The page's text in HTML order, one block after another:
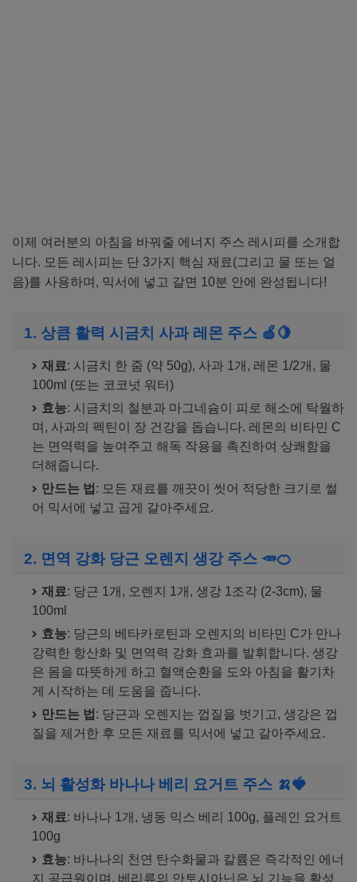
이제 여러분의 아침을 바꿔줄 에너지 주스 레시피를 소개합
니다. 모든 레시피는 단 3가지 핵심 재료(그리고 물 또는 얼
음)를 사용하며, 믹서에 넣고 갈면 10분 안에 완성됩니다!
1. 상큼 활력 시금치 사과 레몬 주스 🍏🍋
재료: 시금치 한 줌 (약 50g), 사과 1개, 레몬 1/2개, 물
100ml (또는 코코넛 워터)
효능: 시금치의 철분과 마그네슘이 피로 해소에 탁월하
며, 사과의 펙틴이 장 건강을 돕습니다. 레몬의 비타민 C
는 면역력을 높여주고 해독 작용을 촉진하여 상쾌함을
더해줍니다.
만드는 법 : 모든 재료를 깨끗이 씻어 적당한 크기로 썰
어 믹서에 넣고 곱게 갈아주세요.
2. 면역 강화 당근 오렌지 생강 주스 🥕🍊
재료: 당근 1개, 오렌지 1개, 생강 1조각 (2-3cm), 물
100ml
효능: 당근의 베타카로틴과 오렌지의 비타민 C가 만나
강력한 항산화 및 면역력 강화 효과를 발휘합니다. 생강
은 몸을 따뜻하게 하고 혈액순환을 도와 아침을 활기차
게 시작하는 데 도움을 줍니다.
만드는 법 : 당근과 오렌지는 껍질을 벗기고, 생강은 껍
질을 제거한 후 모든 재료를 믹서에 넣고 갈아주세요.
3. 뇌 활성화 바나나 베리 요거트 주스 🍌🍓
재료: 바나나 1개, 냉동 믹스 베리 100g, 플레인 요거트
100g
효능: 바나나의 천연 탄수화물과 칼륨은 즉각적인 에너
지 공급원이며, 베리류의 안토시아닌은 뇌 기능을 활성